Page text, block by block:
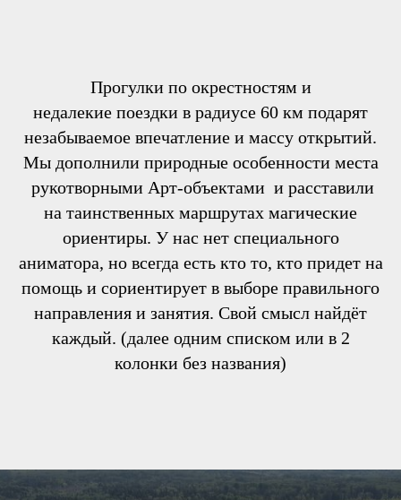
Прогулки по окрестностям и
недалекие поездки в радиусе 60 км подарят
незабываемое впечатление и массу открытий.
Мы дополнили природные особенности места
рукотворными Арт-объектами и расставили
на таинственных маршрутах магические
ориентиры. У нас нет специального
аниматора, но всегда есть кто то, кто придет на
помощь и сориентирует в выборе правильного
направления и занятия. Свой смысл найдёт
каждый. (далее одним списком или в 2
колонки без названия)